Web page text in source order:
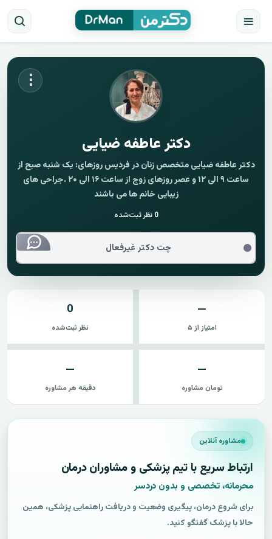
⋮
دکتر عاطفه ضیایی
دکتر عاطفه ضیایی متخصص زنان در فردیس روزهای: یک شنبه صبح از
ساعت ۹ الی ۱۲ و عصر روزهای زوج از ساعت ۱۶ الی ۲۰ .جراحی های
زیبایی خانم ها می باشند
0 نظر ثبت‌شده
چت دکتر غیرفعال
—
امتیاز از ۵
0
نظر ثبت‌شده
—
تومان مشاوره
—
دقیقه هر مشاوره
مشاوره آنلاین
ارتباط سریع با تیم پزشکی و مشاوران درمان
محرمانه، تخصصی و بدون دردسر
برای شروع درمان، پیگیری وضعیت و دریافت راهنمایی پزشکی، همین
حالا با پزشک گفتگو کنید.